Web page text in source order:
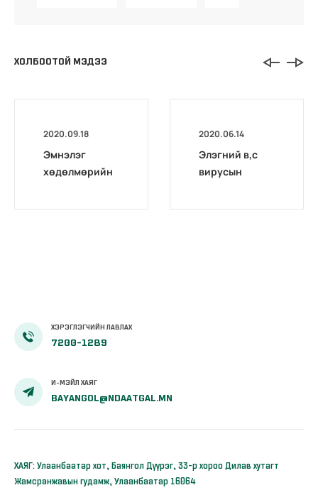
ХОЛБООТОЙ МЭДЭЭ
2020.09.18
Эмнэлэг
хөдөлмөрийн
зохион
байгуулав
2020.06.14
Элэгний в,с
вирусын
ХЭРЭГЛЭГЧИЙН ЛАВЛАХ
7200-1289
И-МЭЙЛ ХАЯГ
BAYANGOL@NDAATGAL.MN
ХАЯГ: Улаанбаатар хот, Баянгол Дүүрэг, 33-р хороо Дилав хутагт
Жамсранжавын гудамж, Улаанбаатар 16064